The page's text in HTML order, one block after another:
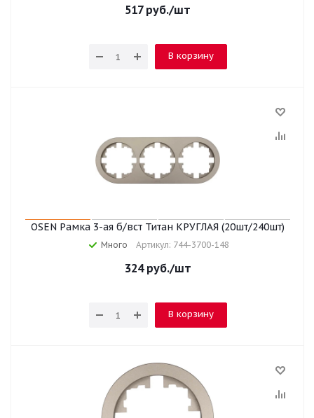
517руб./шт
В корзину
OSEN Рамка 3-ая б/вст Титан КРУГЛАЯ (20шт/240шт)
Много Артикул: 744-3700-148
324руб./шт
В корзину